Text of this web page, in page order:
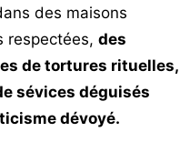
des maisons
respectées, des
de tortures rituelles,
sévices déguisés
dévoyé.